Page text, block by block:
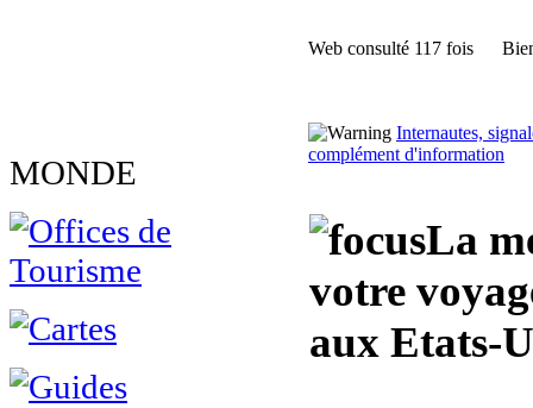
MONDE
Web consulté 117 fois
Internautes,
complément d'information
La
votre
aux Etats-